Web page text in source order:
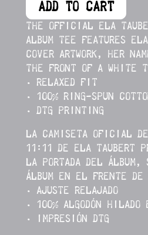
ADD TO CART
THE OFFICIAL ELA
ALBUM TEE FEATURES
COVER ARTWORK, HER
THE FRONT OF A WHITE
• RELAXED FIT
• 100% RING-SPUN
• DTG PRINTING
LA CAMISETA OFICIAL
11:11 DE ELA TAUBERT
LA PORTADA DEL
ÁLBUM EN EL FRENTE DE
• AJUSTE RELAJADO
• 100% ALGODÓN HILADO
•
IMPRESIÓN DTG